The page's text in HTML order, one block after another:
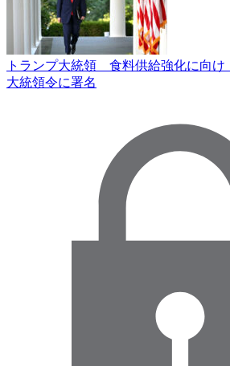
トランプ大統領 食料供給強化に向け
大統領令に署名